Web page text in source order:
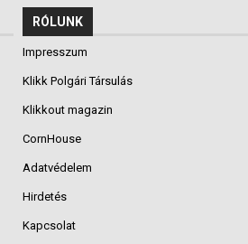
RÓLUNK
Impresszum
Klikk Polgári Társulás
Klikkout magazin
CornHouse
Adatvédelem
Hirdetés
Kapcsolat